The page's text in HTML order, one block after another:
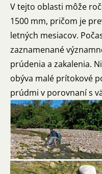
V tejto oblasti môže
1500 mm, pričom je
letných mesiacov.
zaznamenané
prúdenia a zakalenia.
obýva malé prítokové
prúdmi v porovnaní s